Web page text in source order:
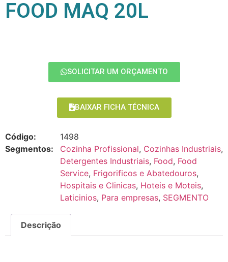
FOOD MAQ 20L
SOLICITAR UM ORÇAMENTO
BAIXAR FICHA TÉCNICA
Código:
1498
Segmentos:
Cozinha Profissional, Cozinhas Industriais,
Detergentes Industriais, Food, Food
Service, Frigorificos e Abatedouros,
Hospitais e Clinicas, Hoteis e Moteis,
Laticinios, Para empresas, SEGMENTO
Descrição